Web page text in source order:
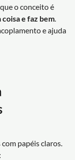
o conceito é
e faz bem
e ajuda
papéis claros.